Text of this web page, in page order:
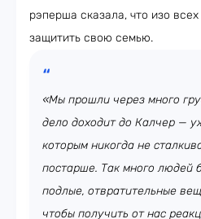
рэперша сказала, что изо
защитить свою семью.
«Мы прошли через много
дело доходит до Калчер —
которым никогда не
постарше. Так много людей
подлые, отвратительные
чтобы получить от нас